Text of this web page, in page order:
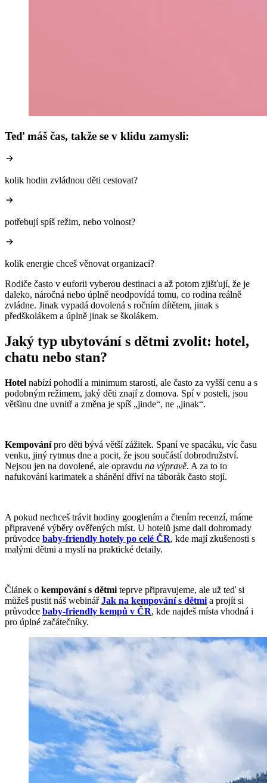
Teď máš čas, takže se v klidu zamysli:
kolik hodin zvládnou děti cestovat?
potřebují spíš režim, nebo volnost?
kolik energie chceš věnovat organizaci?
Rodiče často v euforii vyberou destinaci a až potom zjišťují, že je
daleko, náročná nebo úplně neodpovídá tomu, co rodina reálně
zvládne. Jinak vypadá dovolená s ročním dítětem, jinak s
předškolákem a úplně jinak se školákem.
Jaký typ ubytování s dětmi zvolit: hotel,
chatu nebo stan?
Hotel nabízí pohodlí a minimum starostí, ale často za vyšší cenu a s
podobným režimem, jaký děti znají z domova. Spí v posteli, jsou
většinu dne uvnitř a změna je spíš „jinde“, ne „jinak“.
Kempovánípro děti bývá větší zážitek. Spaní ve spacáku, víc času
venku, jiný rytmus dne a pocit, že jsou součástí dobrodružství.
Nejsou jen na dovolené, ale opravdu na výpravě. A za to to
nafukování karimatek a shánění dříví na táborák často stojí.
A pokud nechceš trávit hodiny googlením a čtením recenzí, máme
připravené výběry ověřených míst. U hotelů jsme dali dohromady
průvodce baby-friendly hotely po celé ČR, kde mají zkušenosti s
malými dětmi a myslí na praktické detaily.
Článek o kempování s dětmi teprve připravujeme, ale už teď si
můžeš pustit náš webinářJak na kempování s dětmi a projít si
průvodce baby-friendly kempů v ČR, kde najdeš místa vhodná i
pro úplné začátečníky.